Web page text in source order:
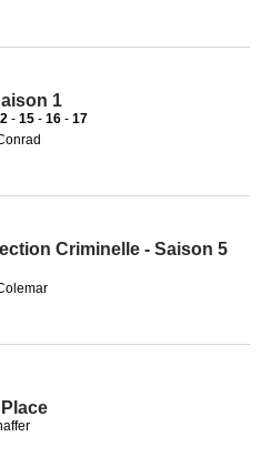
1
- 15 - 16 - 17
Criminelle - Saison 5